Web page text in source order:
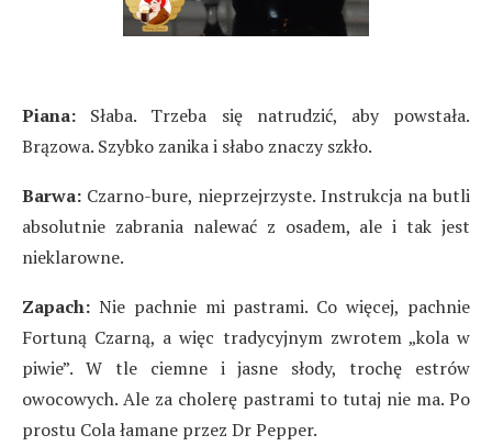
Piana: Słaba. Trzeba się natrudzić, aby powstała.
Brązowa. Szybko zanika i słabo znaczy szkło.
Barwa: Czarno-bure, nieprzejrzyste. Instrukcja na butli
absolutnie zabrania nalewać z osadem, ale i tak jest
nieklarowne.
Zapach: Nie pachnie mi pastrami. Co więcej, pachnie
Fortuną Czarną, a więc tradycyjnym zwrotem „kola w
piwie”. W tle ciemne i jasne słody, trochę estrów
owocowych. Ale za cholerę pastrami to tutaj nie ma. Po
prostu Cola łamane przez Dr Pepper.